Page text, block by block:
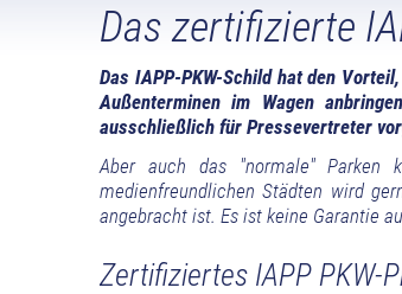
Das zertifizierte
Das IAPP-PKW-Schild hat den
Außenterminen im Wagen
ausschließlich für Pressevertreter
Aber auch das "normale" Parken
medienfreundlichen Städten wird
angebracht ist. Es ist keine Garantie
Zertifiziertes IAPP PKW-